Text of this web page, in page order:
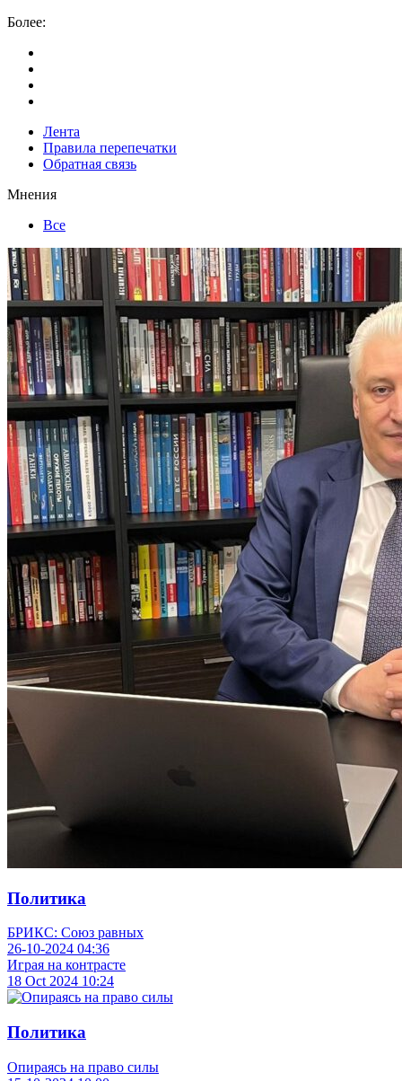
Более:
Лента
Правила перепечатки
Обратная связь
Мнения
Все
Политика
БРИКС: Союз равных
26-10-2024 04:36
Играя на контрасте
18 Oct 2024 10:24
Политика
Опираясь на право силы